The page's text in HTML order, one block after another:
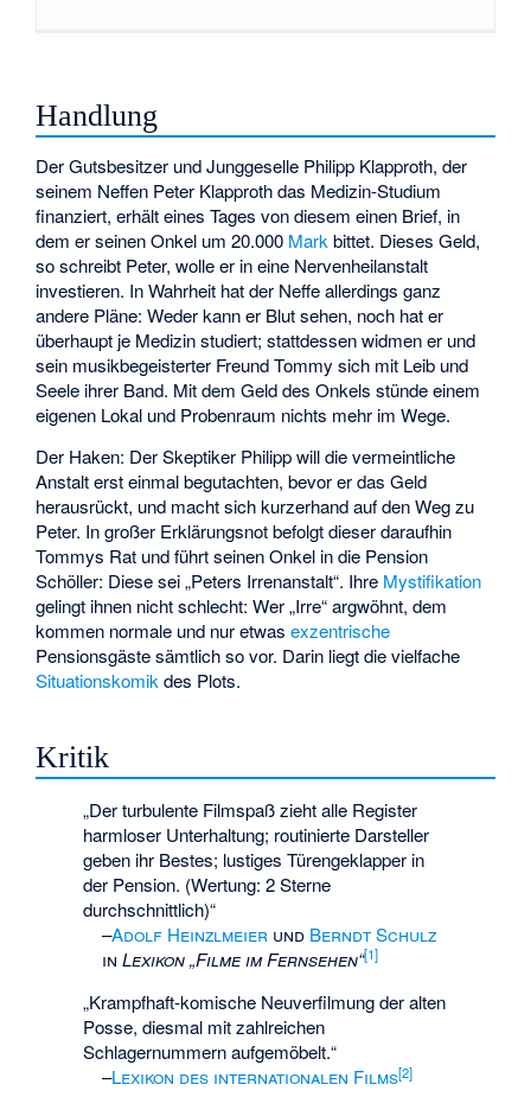
Handlung
Der Gutsbesitzer und Junggeselle Philipp Klapproth, der
seinem Neffen Peter Klapproth das Medizin-Studium
finanziert, erhält eines Tages von diesem einen Brief, in
dem er seinen Onkel um 20.000 Markbittet. Dieses Geld,
so schreibt Peter, wolle er in eine Nervenheilanstalt
investieren. In Wahrheit hat der Neffe allerdings ganz
andere Pläne: Weder kann er Blut sehen, noch hat er
überhaupt je Medizin studiert; stattdessen widmen er und
sein musikbegeisterter Freund Tommy sich mit Leib und
Seele ihrer Band. Mit dem Geld des Onkels stünde einem
eigenen Lokal und Probenraum nichts mehr im Wege.
Der Haken: Der Skeptiker Philipp will die vermeintliche
Anstalt erst einmal begutachten, bevor er das Geld
herausrückt, und macht sich kurzerhand auf den Weg zu
Peter. In großer Erklärungsnot befolgt dieser daraufhin
Tommys Rat und führt seinen Onkel in die Pension
Schöller: Diese sei „Peters Irrenanstalt“. Ihre Mystifikation
gelingt ihnen nicht schlecht: Wer „Irre“ argwöhnt, dem
kommen normale und nur etwasexzentrische
Pensionsgäste sämtlich so vor. Darin liegt die vielfache
Situationskomik des Plots.
Kritik
„Der turbulente Filmspaß zieht alle Register
harmloser Unterhaltung; routinierte Darsteller
geben ihr Bestes; lustiges Türengeklapper in
der Pension. (Wertung: 2 Sterne
durchschnittlich)“
–Adolf Heinzlmeier und Berndt Schulz
in Lexikon „Filme im Fernsehen“[1]
„Krampfhaft-komische Neuverfilmung der alten
Posse, diesmal mit zahlreichen
Schlagernummern aufgemöbelt.“
–Lexikon des internationalen Films[2]